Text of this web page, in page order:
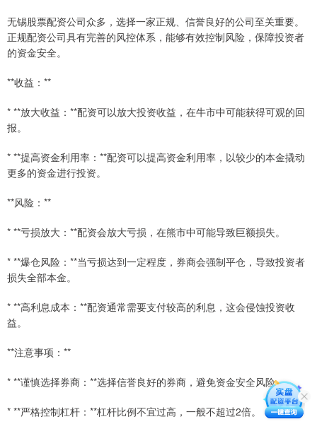
无锡股票配资公司众多，选择一家正规、信誉良好的公司至关重要。
正规配资公司具有完善的风控体系，能够有效控制风险，保障投资者
的资金安全。
**收益：**
* **放大收益：**配资可以放大投资收益，在牛市中可能获得可观的回
报。
* **提高资金利用率：**配资可以提高资金利用率，以较少的本金撬动
更多的资金进行投资。
**风险：**
* **亏损放大：**配资会放大亏损，在熊市中可能导致巨额损失。
* **爆仓风险：**当亏损达到一定程度，券商会强制平仓，导致投资者
损失全部本金。
* **高利息成本：**配资通常需要支付较高的利息，这会侵蚀投资收
益。
**注意事项：**
* **谨慎选择券商：**选择信誉良好的券商，避免资金安全风险。
* **严格控制杠杆：**杠杆比例不宜过高，一般不超过2倍。